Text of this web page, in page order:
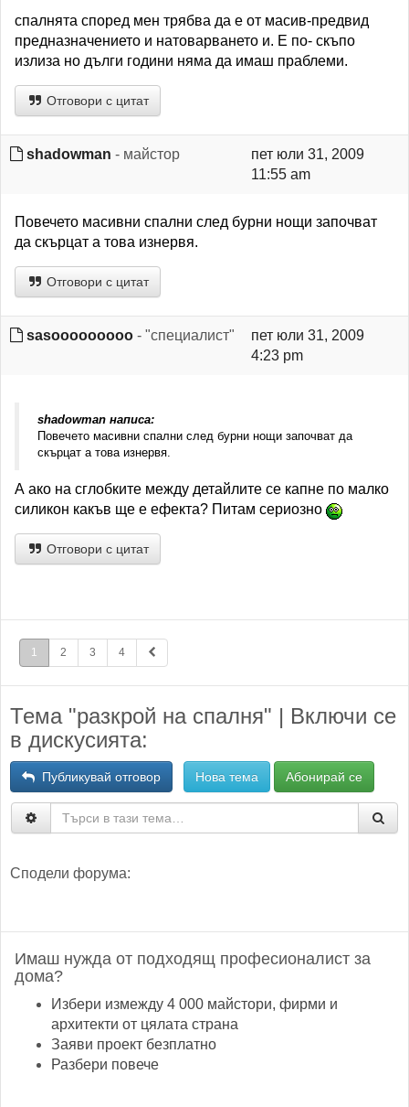
спалнята според мен трябва да е от масив-предвид
предназначението и натоварването и. Е по- скъпо
излиза но дълги години няма да имаш праблеми.
Отговори с цитат
shadowman - майстор
пет юли 31, 2009
11:55 am
Повечето масивни спални след бурни нощи започват
да скърцат а това изнервя.
Отговори с цитат
sasooooooooo - "специалист"
пет юли 31, 2009
4:23 pm
shadowman написа:
Повечето масивни спални след бурни нощи започват да
скърцат а това изнервя.
А ако на сглобките между детайлите се капне по малко
силикон какъв ще е ефекта? Питам сериозно
Отговори с цитат
1 2 3 4
Тема "разкрой на спалня" | Включи се
в дискусията:
Публикувай отговор Нова тема Абонирай се
Сподели форума:
Имаш нужда от подходящ професионалист за
дома?
Избери измежду 4 000 майстори, фирми и
архитекти от цялата страна
Заяви проект безплатно
Разбери повече